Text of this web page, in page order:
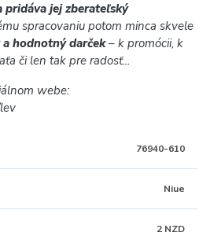
pridáva jej zberateľský
spracovaniu potom minca skvele
hodnotný darček– k promócii, k
či len tak pre radosť...
webe:
76940-610
Niue
2 NZD